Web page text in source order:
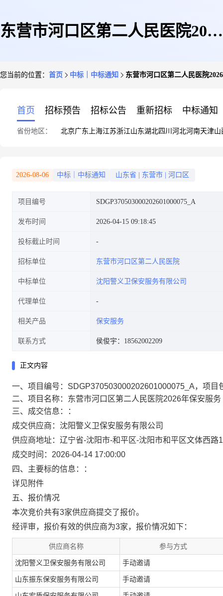
东营市河口区第二人民医院2026
您当前的位置： 首页 中标｜中标通知 东营市河口区第二人民医院
首页 招标预告 招标公告 重新招标 中标通知
省份地区： 北京广东 上海江苏浙江山东湖北四川 河北河南天津山
2026-08-06 中标｜中标通知 山东省 东营市 河口区
项目编号 SDGP370503000202601000075_A
发布时间 2026-04-15 09:18:45
投标截止时间
招标单位 东营市河口区第二人民医院
中标单位 沈阳警义卫保安服务有限公司
代理单位
相关产品 保安服务
联系方式 侯俊宇：18562002209
正文内容
一、项目编号：SDGP370503000202601000075_A，项目
二、项目名称：东营市河口区第二人民医院2026年保安服务
三、成交信息：：
成交供应商：沈阳警义卫保安服务有限公司
供应商地址：辽宁省-沈阳市-和平区-沈阳市和平区文体西路
成交时间：2026-04-14 17:00:00
四、主要标的信息：：
详见附件
五、报价情况
本次竞价共有3家供应商提交了报价。
经评审，报价有效的供应商为3家，报价情况如下：
供应商名称 参与方式
沈阳警义卫保安服务有限公司 手动邀请
山东振东保安服务有限公司 手动邀请